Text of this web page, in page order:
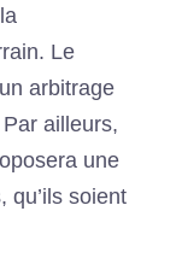
Le
arbitrage
ailleurs,
une
qu’ils soient